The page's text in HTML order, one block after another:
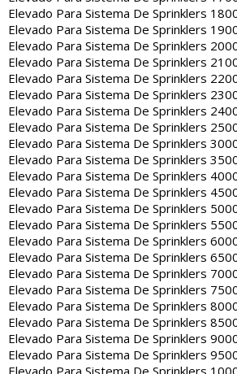
Elevado Para Sistema De Sprinklers
Elevado Para Sistema De Sprinklers
Elevado Para Sistema De Sprinklers
Elevado Para Sistema De Sprinklers
Elevado Para Sistema De Sprinklers
Elevado Para Sistema De Sprinklers
Elevado Para Sistema De Sprinklers
Elevado Para Sistema De Sprinklers
Elevado Para Sistema De Sprinklers
Elevado Para Sistema De Sprinklers
Elevado Para Sistema De Sprinklers
Elevado Para Sistema De Sprinklers
Elevado Para Sistema De Sprinklers
Elevado Para Sistema De Sprinklers
Elevado Para Sistema De Sprinklers
Elevado Para Sistema De Sprinklers
Elevado Para Sistema De Sprinklers
Elevado Para Sistema De Sprinklers
Elevado Para Sistema De Sprinklers
Elevado Para Sistema De Sprinklers
Elevado Para Sistema De Sprinklers
Elevado Para Sistema De Sprinklers